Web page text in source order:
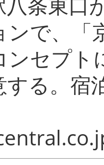
ンで、「
ンセプト
する。宿